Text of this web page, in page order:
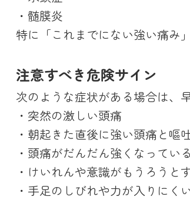
・髄膜炎
特に「これまでにない強い痛み
注意すべき危険サイン
次のような症状がある場合は、
・突然の激しい頭痛
・朝起きた直後に強い頭痛と嘔
・頭痛がだんだん強くなっている
・けいれんや意識がもうろうと
・手足のしびれや力が入りにく